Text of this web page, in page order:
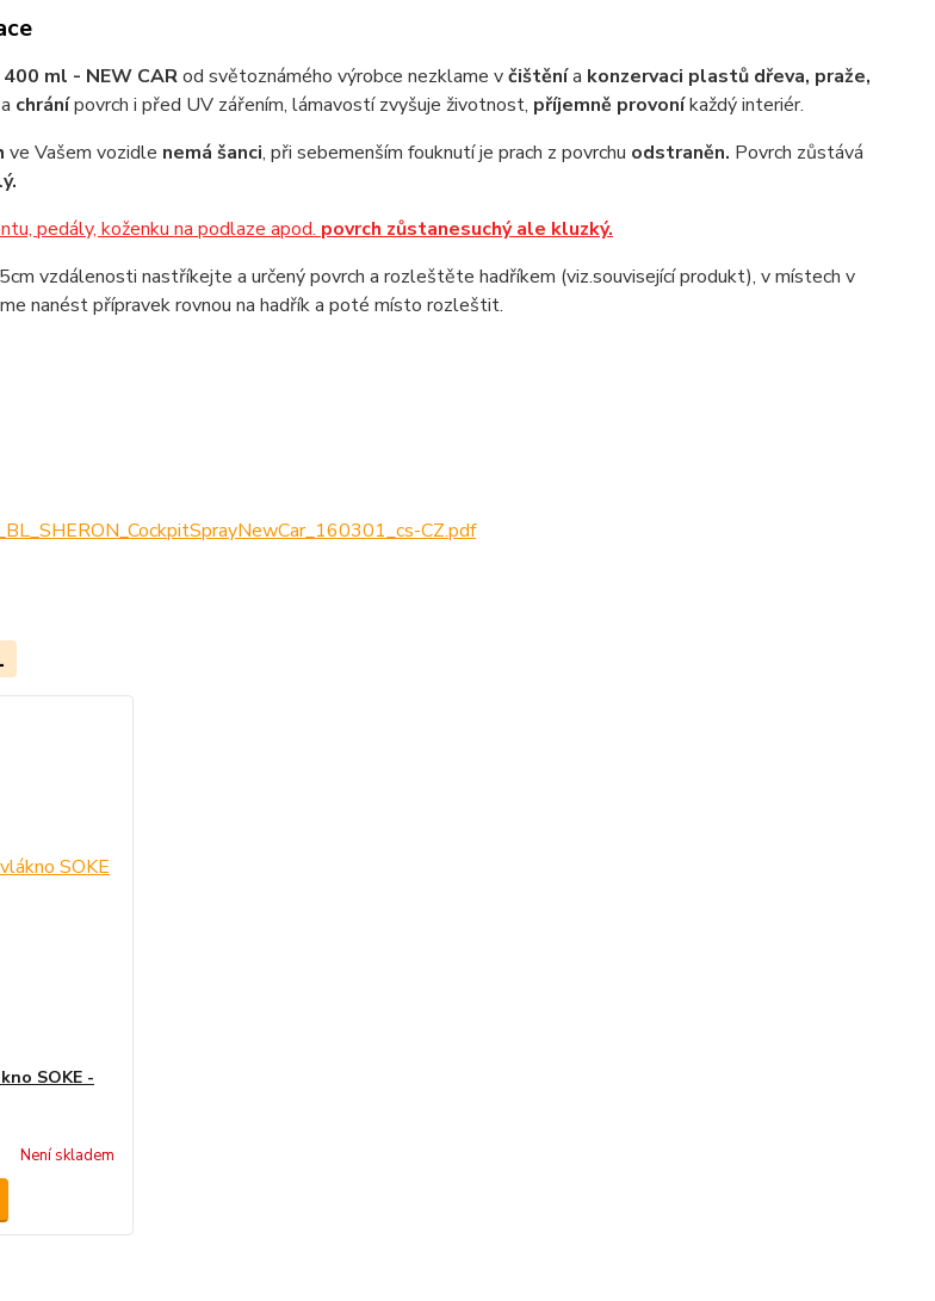
ml - NEW CARod světoznámého výrobce nezklame včištěnía konzervaci plastů dřeva, praže,
a chránípovrch i před UV zářením, lámavostí zvyšuje životnost, příjemně provoníkaždý interiér.
ve Vašem vozidle nemá šanci, při sebemenším fouknutí je prach z povrchu odstraněn. Povrch zůstává
pedály, koženku na podlaze apod. povrch zůstanesuchý ale kluzký.
vzdálenosti nastříkejte a určený povrch a rozleštěte hadříkem (viz.související produkt), v místech v
nanést přípravek rovnou na hadřík a poté místo rozleštit.
CZ.pdf
SOKE -
Není skladem